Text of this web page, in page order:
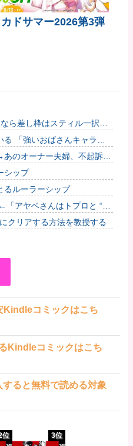
ドサマー2026第3弾
ら差し枠はスティル一択な
「強いおばさんキャラ」
のオーナー夫婦、不起訴ｗ
シップ
るルーラーシップ
アヤベさんはトプロと “1”
クリアする方法を教授する
Kindleコミックはこち
Kindleコミックはこち
ると無料で読める対象
位 3位